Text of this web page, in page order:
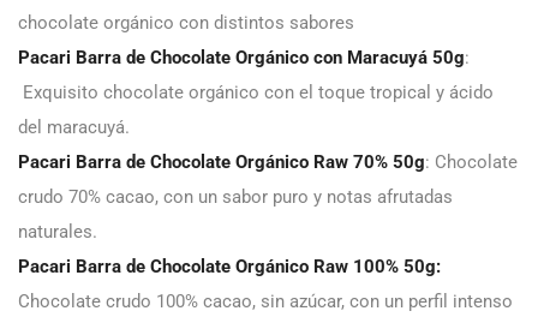
chocolate orgánico con distintos sabores
Pacari Barra de Chocolate Orgánico con Maracuyá 50g:
Exquisito chocolate orgánico con el toque tropical y ácido
del maracuyá.
Pacari Barra de Chocolate Orgánico Raw 70% 50g: Chocolate
crudo 70% cacao, con un sabor puro y notas afrutadas
naturales.
Pacari Barra de Chocolate Orgánico Raw 100% 50g:
Chocolate crudo 100% cacao, sin azúcar, con un perfil intenso